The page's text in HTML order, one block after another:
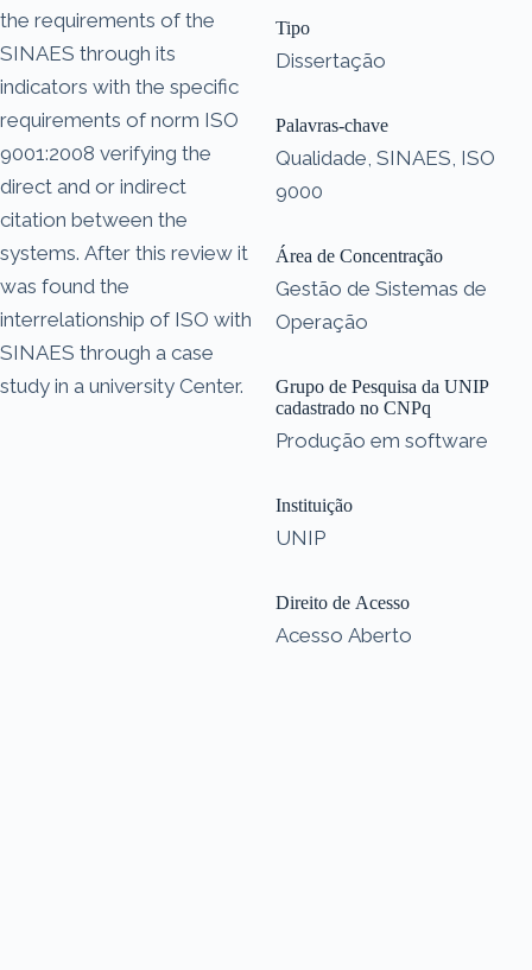
the requirements of the
SINAES through its
indicators with the specific
requirements of norm ISO
9001:2008 verifying the
direct and or indirect
citation between the
systems. After this review it
was found the
interrelationship of ISO with
SINAES through a case
study in a university Center.
Tipo
Dissertação
Palavras-chave
Qualidade, SINAES, ISO
9000
Área de Concentração
Gestão de Sistemas de
Operação
Grupo de Pesquisa da UNIP
cadastrado no CNPq
Produção em software
Instituição
UNIP
Direito de Acesso
Acesso Aberto